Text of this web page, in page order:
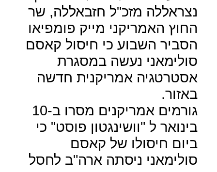
נצראללה מזכ"ל חזבאללה, שר
החוץ האמריקני מייק פומפיאו
הסביר השבוע כי חיסול קאסם
סולימאני נעשה במסגרת
אסטרטגיה אמריקנית חדשה
באזור.
גורמים אמריקנים מסרו ב-10
בינואר ל "וושינגטון פוסט" כי
ביום חיסולו של קאסם
סולימאני ניסתה ארה"ב לחסל